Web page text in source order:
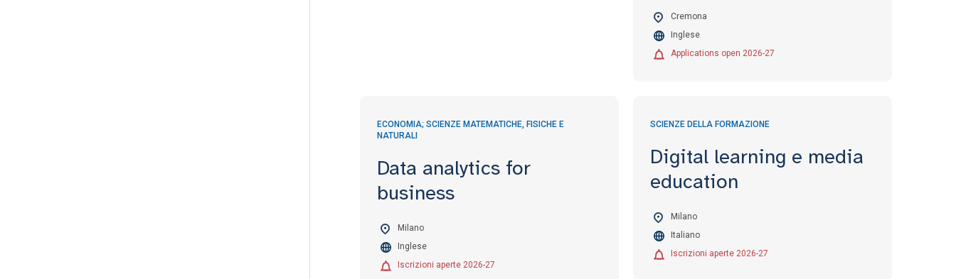
Cremona
Inglese
Applications open 2026-27
ECONOMIA; SCIENZE MATEMATICHE, FISICHE E
NATURALI
Data analytics for
business
Milano
Inglese
Iscrizioni aperte 2026-27
SCIENZE DELLA FORMAZIONE
Digital learning e media
education
Milano
Italiano
Iscrizioni aperte 2026-27